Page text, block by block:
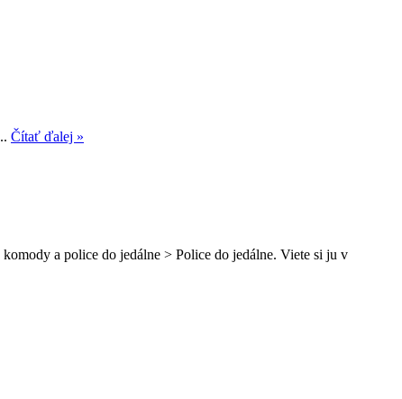
Čítať ďalej »
a police do jedálne > Police do jedálne. Viete si ju v